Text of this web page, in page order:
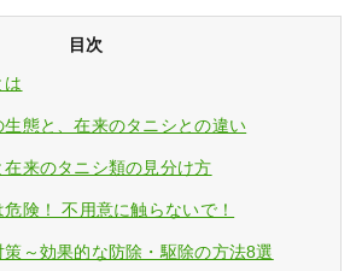
目次
は
態と、在来のタニシとの違い
来のタニシ類の見分け方
険！ 不用意に触らないで！
～効果的な防除・駆除の方法8選